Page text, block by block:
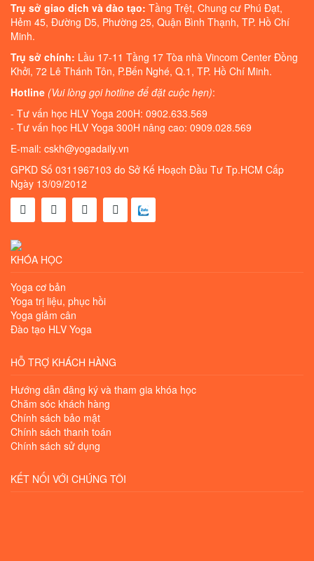
Trụ sở giao dịch và đào tạo: Tầng Trệt, Chung cư Phú Đạt,
Hẻm 45, Đường D5, Phường 25, Quận Bình Thạnh, TP. Hồ Chí
Minh.
Trụ sở chính: Lầu 17-11 Tầng 17 Tòa nhà Vincom Center Đồng
Khởi, 72 Lê Thánh Tôn, P.Bến Nghé, Q.1, TP. Hồ Chí Minh.
Hotline (Vui lòng gọi hotline để đặt cuộc hẹn):
- Tư vấn học HLV Yoga 200H: 0902.633.569
- Tư vấn học HLV Yoga 300H nâng cao: 0909.028.569
E-mail: cskh@yogadaily.vn
GPKD Số 0311967103 do Sở Kế Hoạch Đầu Tư Tp.HCM Cấp
Ngày 13/09/2012
KHÓA HỌC
Yoga cơ bản
Yoga trị liệu, phục hồi
Yoga giảm cân
Đào tạo HLV Yoga
HỖ TRỢ KHÁCH HÀNG
Hướng dẫn đăng ký và tham gia khóa học
Chăm sóc khách hàng
Chính sách bảo mật
Chính sách thanh toán
Chính sách sử dụng
KẾT NỐI VỚI CHÚNG TÔI